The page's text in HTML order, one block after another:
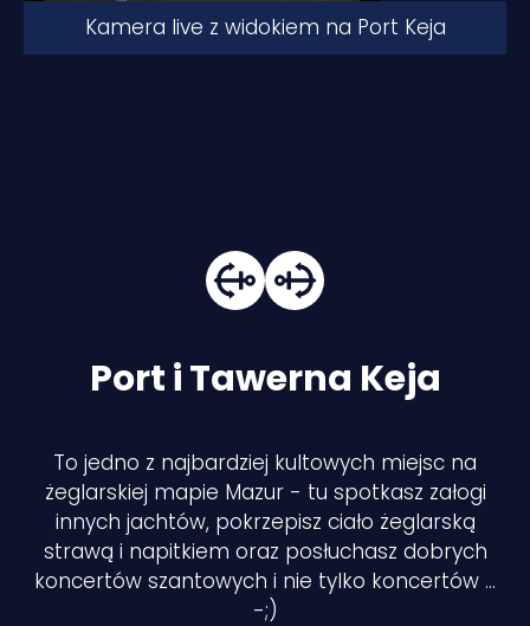
Port i Tawerna Keja
To jedno z najbardziej kultowych miejsc na
żeglarskiej mapie Mazur - tu spotkasz załogi
innych jachtów, pokrzepisz ciało żeglarską
strawą i napitkiem oraz posłuchasz dobrych
koncertów szantowych i nie tylko koncertów …
-;)
Kamera live z widokiem na Port Keja